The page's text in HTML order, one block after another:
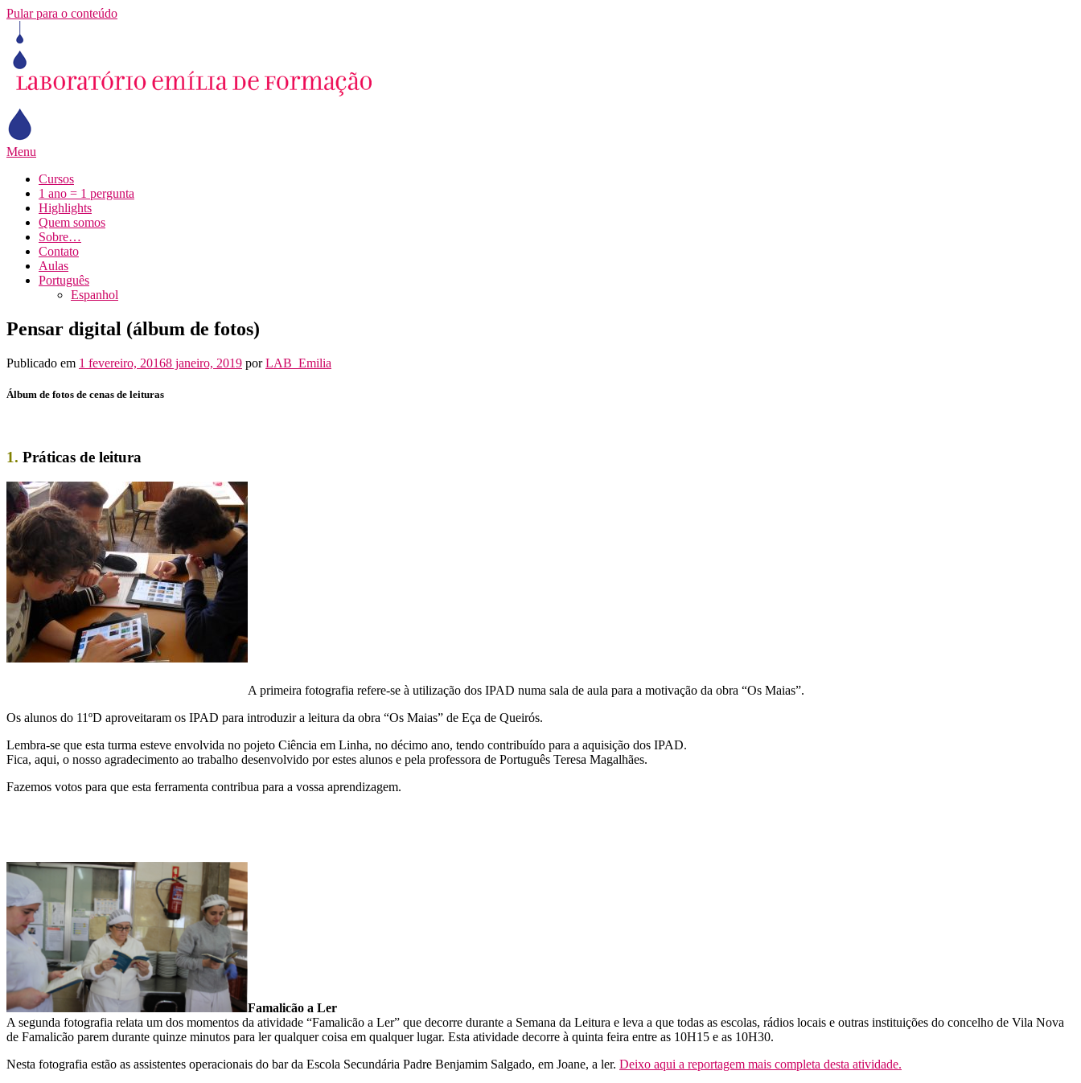
Pular para o conteúdo
Menu
Cursos
1 ano = 1 pergunta
Highlights
Quem somos
Sobre…
Contato
Aulas
Português
Espanhol
Pensar digital (álbum de fotos)
Publicado em 1 fevereiro, 20168 janeiro, 2019 porLAB_Emilia
Álbum de fotos de cenas de leituras
1. Práticas de leitura
A primeira fotografia refere-se à utilização dos IPAD numa sala de aula para a motivação da obra “Os Maias”.
Os alunos do 11ºD aproveitaram os IPAD para introduzir a leitura da obra “Os Maias” de Eça de Queirós.
Lembra-se que esta turma esteve envolvida no pojeto Ciência em Linha, no décimo ano, tendo contribuído para a aquisição dos IPAD.
Fica, aqui, o nosso agradecimento ao trabalho desenvolvido por estes alunos e pela professora de Português Teresa Magalhães.
Fazemos votos para que esta ferramenta contribua para a vossa aprendizagem.
Famalicão a Ler
A segunda fotografia relata um dos momentos da atividade “Famalicão a Ler” que decorre durante a Semana da Leitura e leva a que todas as escolas, rádios locais e outras instituições do concelho de Vila Nova
de Famalicão parem durante quinze minutos para ler qualquer coisa em qualquer lugar. Esta atividade decorre à quinta feira entre as 10H15 e as 10H30.
Nesta fotografia estão as assistentes operacionais do bar da Escola Secundária Padre Benjamim Salgado, em Joane, a ler. Deixo aqui a reportagem mais completa desta atividade.